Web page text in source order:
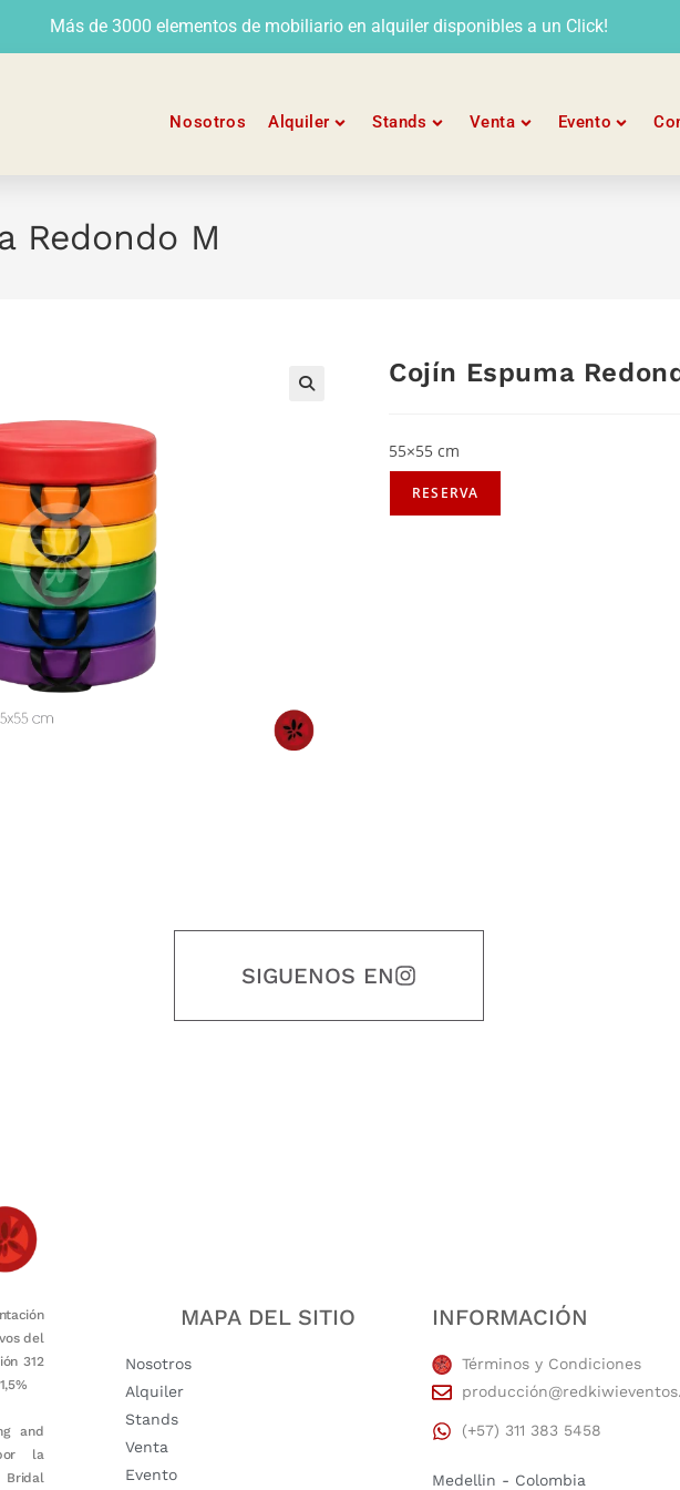
Más de 3000 elementos de mobiliario en alquiler disponibles a un Click!
Nosotros Alquiler Stands Venta Evento
Redondo M
Cojín Espuma
55×55 cm
RESERVA
SIGUENOS EN
del
312
and
la
MAPA DEL SITIO
Nosotros
Alquiler
Stands
Venta
Evento
INFORMACIÓN
Términos y Condiciones
(+57) 311 383 5458
Medellin - Colombia